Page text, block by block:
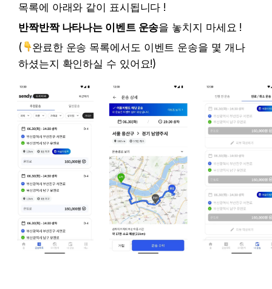
목록에 아래와 같이 표시됩니다 !
반짝반짝 나타나는 이벤트 운송을 놓치지 마세요 !
(
완료한 운송 목록에서도 이벤트 운송을 몇 개나
하셨는지 확인하실 수 있어요!)